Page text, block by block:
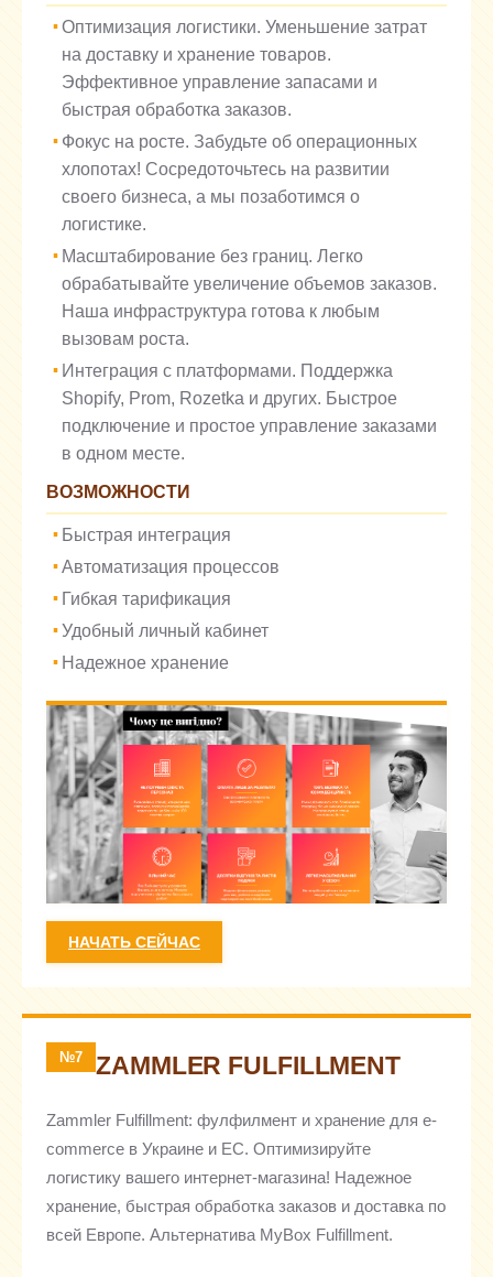
Оптимизация логистики. Уменьшение затрат
на доставку и хранение товаров.
Эффективное управление запасами и
быстрая обработка заказов.
Фокус на росте. Забудьте об операционных
хлопотах! Сосредоточьтесь на развитии
своего бизнеса, а мы позаботимся о
логистике.
Масштабирование без границ. Легко
обрабатывайте увеличение объемов заказов.
Наша инфраструктура готова к любым
вызовам роста.
Интеграция с платформами. Поддержка
Shopify, Prom, Rozetka и других. Быстрое
подключение и простое управление заказами
в одном месте.
ВОЗМОЖНОСТИ
Быстрая интеграция
Автоматизация процессов
Гибкая тарификация
Удобный личный кабинет
Надежное хранение
НАЧАТЬ СЕЙЧАС
№7 ZAMMLER FULFILLMENT
Zammler Fulfillment: фулфилмент и хранение для e-
commerce в Украине и ЕС. Оптимизируйте
логистику вашего интернет-магазина! Надежное
хранение, быстрая обработка заказов и доставка по
всей Европе. Альтернатива MyBox Fulfillment.